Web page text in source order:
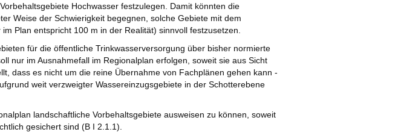
Hochwasser festzulegen. Damit könnten die
Weise der Schwierigkeit begegnen, solche Gebiete mit dem
Plan entspricht 100 m in der Realität) sinnvoll festzusetzen.
für die öffentliche Trinkwasserversorgung über bisher normierte
nur im Ausnahmefall im Regionalplan erfolgen, soweit sie aus Sicht
dass es nicht um die reine Übernahme von Fachplänen gehen kann -
weit verzweigter Wassereinzugsgebiete in der Schotterebene
landschaftliche Vorbehaltsgebiete ausweisen zu können, soweit
gesichert sind (B I 2.1.1).